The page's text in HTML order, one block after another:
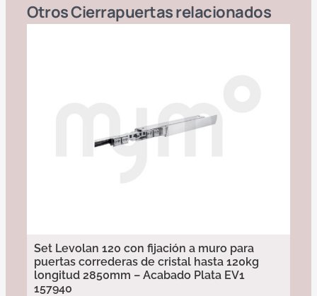
OtrosCierrapuertasrelacionados
Set Levolan 120 con fijación a muro para
puertas correderas de cristal hasta 120kg
longitud 2850mm – Acabado Plata EV1
157940